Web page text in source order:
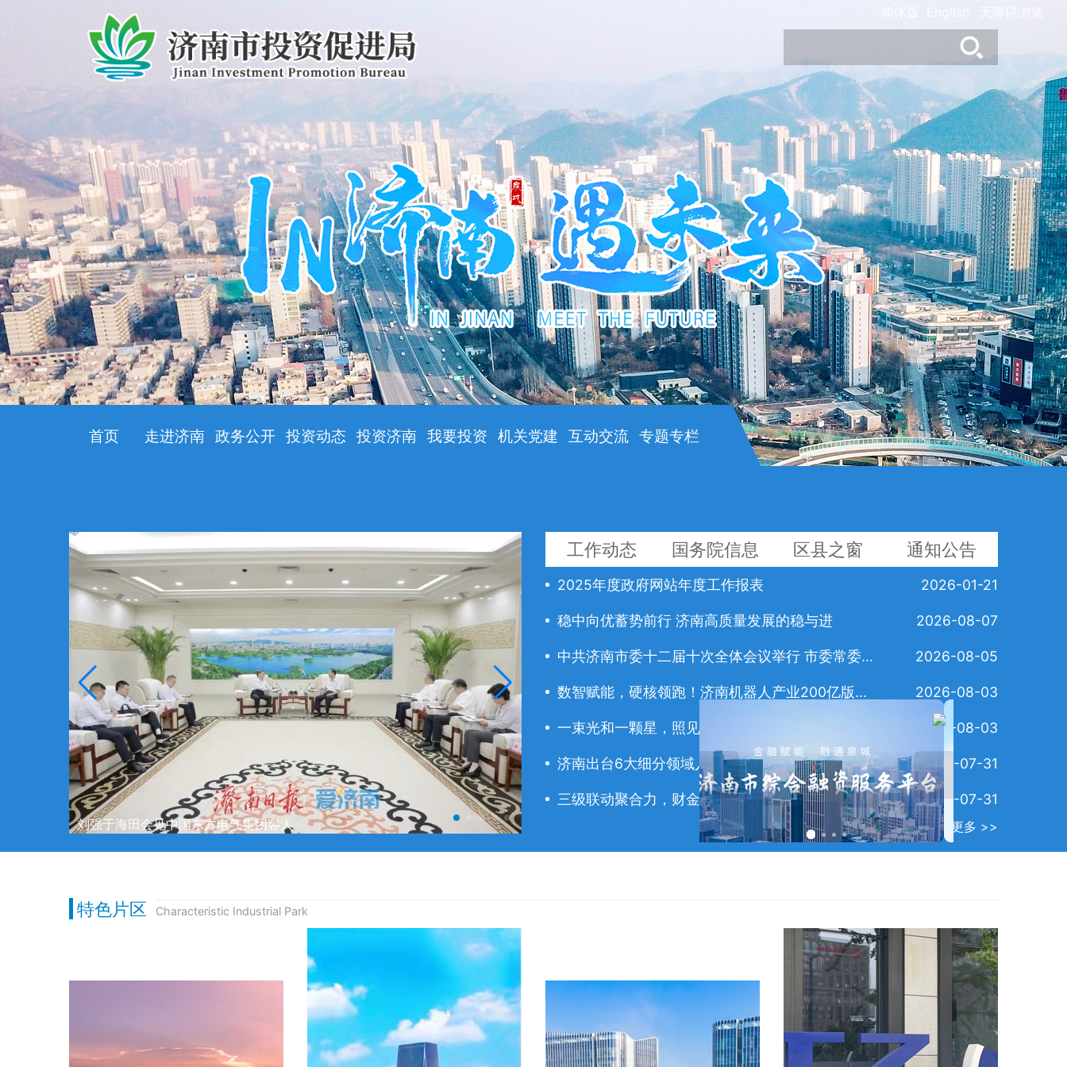
简体版
首页 走进济南 政务公开 投资动态 投资济南 我要投资 机关党建 互动交流 专题专栏
刘强于海田会见中国东方电气集团客人 于海田主持召开市政府常务会议 研究上半年全市... 济南第三届校
工作动态 国务院信息 区县之窗 通知公告
2025年度政府网站年度工作报表 2026-01-21
稳中向优蓄势前行 济南高质量发展的稳与进 2026-08-07
中共济南市委十二届十次全体会议举行 市委常委... 2026-08-05
数智赋能，硬核领跑！济南机器人产业200亿版... 2026-08-03
一束光和一颗星，照见济南向上生长的力量 2026-08-03
济南出台6大细分领域人才新政，精准分类激活“... 2026-07-31
三级联动聚合力，财金赋能促共赢——山东财金集... 2026-07-31
更多 >>
特色片区 Characteristic Industrial Park